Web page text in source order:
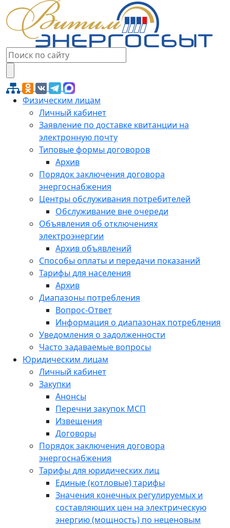
Физическим лицам
Личный кабинет
Заявление по доставке квитанции на
электронную почту
Типовые формы договоров
Архив
Порядок заключения договора
энергоснабжения
Центры обслуживания потребителей
Обслуживание вне очереди
Объявления об отключениях
электроэнергии
Архив объявлений
Способы оплаты и передачи показаний
Тарифы для населения
Архив
Диапазоны потребления
Вопрос-Ответ
Информация о диапазонах потребления
Уведомления о задолженности
Часто задаваемые вопросы
Юридическим лицам
Личный кабинет
Закупки
Анонсы
Перечни закупок МСП
Извещения
Договоры
Порядок заключения договора
энергоснабжения
Тарифы для юридических лиц
Единые (котловые) тарифы
Значения конечных регулируемых и
составляющих цен на электрическую
энергию (мощность) по неценовым